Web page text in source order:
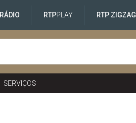
RÁDIO RTPPLAY RTP ZIGZAG
SERVIÇOS